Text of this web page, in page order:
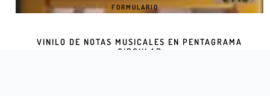
VINILO DE NOTAS MUSICALES EN PENTAGRAMA
CIRCULAR
FORMULARIO